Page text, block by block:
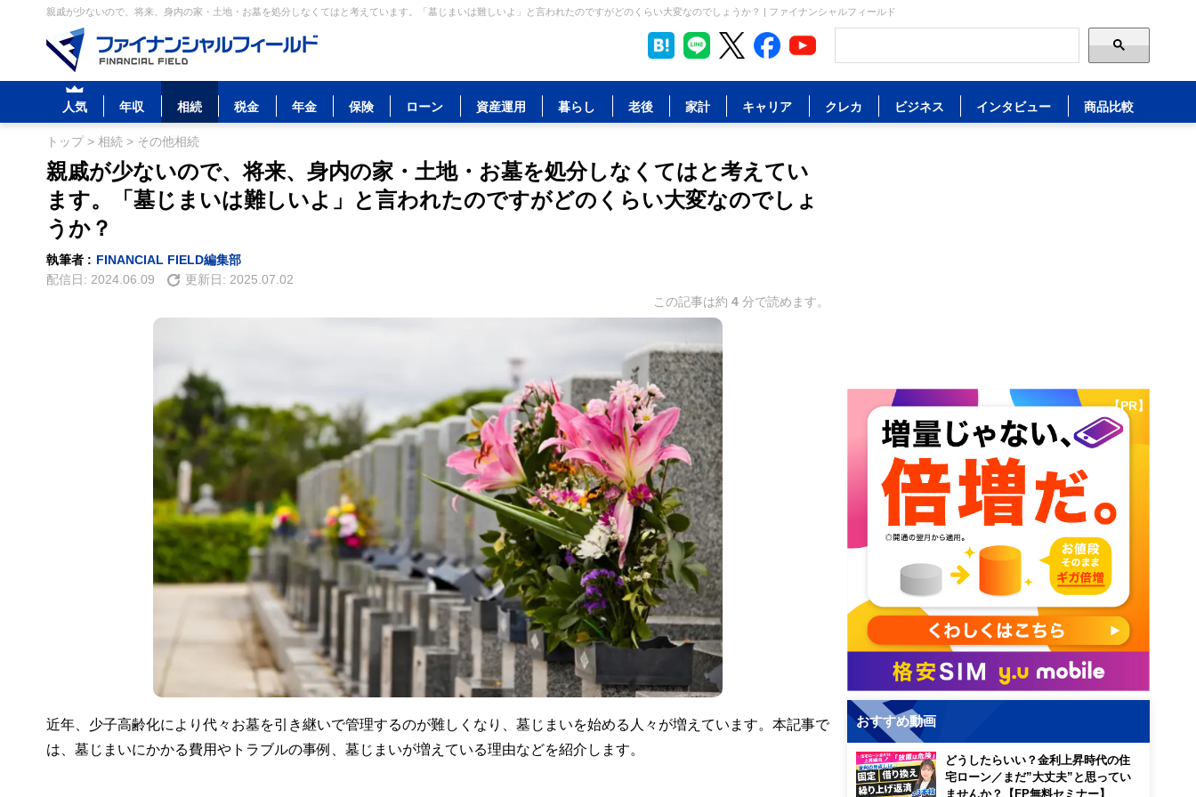
親戚が少ないので、将来、身内の家・土地・お墓を処分しなくてはと考えています。「墓じまいは難しいよ」と言われたのですがどのくらい大変なのでしょうか？ | ファイナンシャルフィールド
人気 年収 相続 税金 年金 保険 ローン 資産運用 暮らし 老後 家計 キャリア クレカ ビジネス インタビュー 商品比較
トップ> 相続 > その他相続
親戚が少ないので、将来、身内の家・土地・お墓を処分しなくてはと考えてい
ます。「墓じまいは難しいよ」と言われたのですがどのくらい大変なのでしょ
うか？
執筆者 : FINANCIAL FIELD編集部
配信日: 2024.06.09 更新日: 2025.07.02
この記事は約 4 分で読めます。
近年、少子高齢化により代々お墓を引き継いで管理するのが難しくなり、墓じまいを始める人々が増えています。本記事で
は、墓じまいにかかる費用やトラブルの事例、墓じまいが増えている理由などを紹介します。
【PR】
おすすめ動画
どうしたらいい？金利上昇時代の住
宅ローン／まだ”大丈夫”と思ってい
ませんか？【FP無料セミナー】